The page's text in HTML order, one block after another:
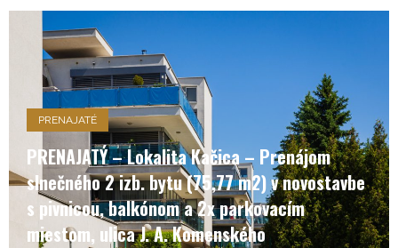
PRENAJATÉ
PRENAJATÝ – Lokalita Kačica – Prenájom
slnečného 2 izb. bytu (75,77 m2) v novostavbe
s pivnicou, balkónom a 2x parkovacím
miestom, ulica J. A. Komenského